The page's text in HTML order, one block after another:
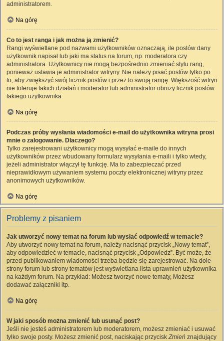
administratorem.
Na górę
Co to jest ranga i jak można ją zmienić?
Rangi wyświetlane pod nazwami użytkowników oznaczają, ile postów dany
użytkownik napisał lub jaki ma status na forum, np. moderatora czy
administratora. Użytkownicy nie mogą bezpośrednio zmieniać stylu rang,
ponieważ ustawia je administrator witryny. Nie należy pisać postów tylko po
to, aby zwiększyć swój licznik postów i przez to swoją rangę. Większość witryn
nie toleruje takich działań i moderator lub administrator obniży licznik postów
takiego użytkownika.
Na górę
Podczas próby wysłania wiadomości e-mail do użytkownika witryna prosi
mnie o zalogowanie. Dlaczego?
Tylko zarejestrowani użytkownicy mogą wysyłać e-maile do innych
użytkowników przez wbudowany formularz wysyłania e-maili i tylko wtedy,
jeżeli administrator włączył tę funkcję. Ma to zabezpieczać przed
nieprawidłowym używaniem systemu poczty elektronicznej witryny przez
anonimowych użytkowników.
Na górę
Problemy z pisaniem
Jak utworzyć nowy temat na forum lub wysłać odpowiedź w temacie?
Aby utworzyć nowy temat na forum, należy nacisnąć przycisk „Nowy temat”,
aby odpowiedzieć w temacie, nacisnąć przycisk „Odpowiedz”. Być może, że
przed publikowaniem wiadomości trzeba będzie się zarejestrować. Na dole
strony forum lub strony tematów jest wyświetlana lista uprawnień użytkownika
na każdym forum. Na przykład: Możesz tworzyć nowe tematy, Możesz
dodawać załączniki itp.
Na górę
W jaki sposób można zmienić lub usunąć post?
Jeśli nie jesteś administratorem lub moderatorem, możesz zmieniać i usuwać
tylko swoje posty. Możesz zmienić post, naciskając przyciskZmień znajdujący